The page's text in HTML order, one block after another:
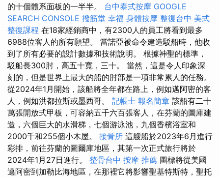
的十個體系面板的一半半。 台中泰式按摩 GOOGLE
SEARCH CONSOLE 撥筋堂 幸福 身體按摩 整復台中 美式
整復課程 在18家經銷商中，有2300人的員工將看到最多
6988位客人的所有願望。 當諾亞被命令建造駁船時，他收
到了所有必要的設計數據和技術說明。 根據神聖的標準，
駁船長300肘，高五十寬，三十。 當然，這是令人印象深
刻的，但是世界上最大的船的肘部是一項非常累人的任務。
從2024年1月開始，該船將全年都在路上，例如邁阿密的客
人，例如洪都拉斯或墨西哥。 記帳士 報名簡章 該船有二十
萬張開放式甲板，可容納五千六百張客人，在芬蘭的圖庫建
造，六個巨大的水滑梯，七個游泳池，九個香檳浴室和
2000千和255個小木屋。 接骨所 這艘船於2023年6月進行
彩排，前往芬蘭的圖爾庫地區，其第一次正式旅行將於
2024年1月27日進行。 整骨台中 按摩 推薦 圖標將從美國
邁阿密到加勒比海地區，在那裡它將影響聖基特斯特，聖托